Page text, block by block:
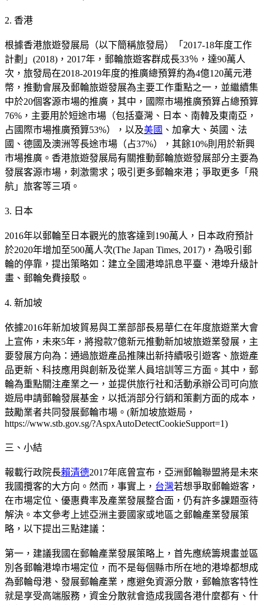
2. 香港
根據香港旅遊發展局（以下簡稱旅發局）「2017-18年度工作
計劃」(2018)，2017年，郵輪旅遊客群成長33％，達90萬人
次，旅發局在2018-2019年度的推廣總預算約為4億120萬元港
幣，推動會展及郵輪旅遊發展為主要工作重點之一，並繼續集
中於20個客源市場的推廣，其中，國際市場推廣預算占總預算
76%，主要用於短途市場（包括臺灣、日本、南韓及東南亞，
占國際市場推廣預算53%），以及美國 、加拿大、英國、法
國、德國及澳洲等長途市場（占37%），其餘10%則用於新興
市場推廣。香港旅遊發展局有關推動郵輪旅遊發展部分主要為
發展客源市場，刺激需求；吸引更多郵輪來港；爭取更多「飛
航」旅客等三項。
3. 日本
2016年以郵輪至日本觀光的旅客達到190萬人，日本政府預計
於2020年增加至500萬人次(The Japan Times, 2017)，為吸引郵
輪的停靠，提出策略如：建立全國港埠訊息平臺、港埠升級計
畫、郵輪免費接駁。
4. 新加坡
依據2016年新加坡貿易與工業部部長易華仁在年度旅遊業大會
上宣佈，未來5年，將撥款7億新元推動新加坡旅遊業發展，主
要發展方向為：通過旅遊產品推陳出新持續吸引遊客、旅遊產
品更新、科技應用與創新及從業人員培訓等三方面。其中，郵
輪為重點關注產業之一，並提供旅行社和活動承辦公司可向旅
遊局申請郵輪發展基金，以抵消部分行銷和策劃方面的成本，
鼓勵業者共同發展郵輪市場。(新加坡旅遊局，
https://www.stb.gov.sg/?AspxAutoDetectCookieSupport=1)
三、小結
報載行政院長賴清德2017年底曾宣布，亞洲郵輪聯盟將是未來
我國攬客的大方向。然而，事實上， 台灣若想爭取郵輪遊客，
在市場定位、優惠費率及產業發展整合面，仍有許多課題亟待
解決。本文參考上述亞洲主要國家或地區之郵輪產業發展策
略，以下提出三點建議：
第一，建議我國在郵輪產業發展策略上，首先應統籌規畫並區
別各郵輪港埠市場定位，而不是每個縣市所在地的港埠都想成
為郵輪母港、發展郵輪產業，應避免資源分散，郵輪旅客特性
就是享受高端服務，資金分散就會造成我國各港什麼都有、什